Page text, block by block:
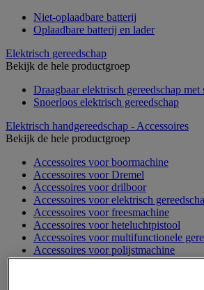
Niet-oplaadbare batterij
Oplaadbare batterij en lader
Elektrisch gereedschap
Bekijk de hele productgroep
Draagbaar elektrisch gereedschap met
Snoerloos elektrisch gereedschap
Elektrisch handgereedschap - Accessoires
Bekijk de hele productgroep
Accessoires voor boormachine
Accessoires voor Dremel
Accessoires voor drilboor
Accessoires voor elektrisch
Accessoires voor freesmachine
Accessoires voor heteluchtpistool
Accessoires voor multifunctionele
Accessoires voor polijstmachine
Accessoires voor schaafmachine